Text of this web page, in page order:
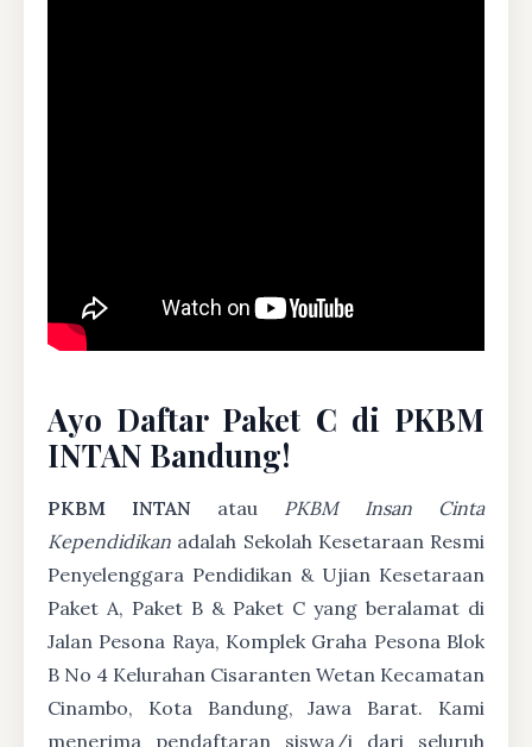
Ayo Daftar Paket C di PKBM
INTAN Bandung!
PKBM INTAN atau PKBM Insan Cinta
Kependidikan adalah Sekolah Kesetaraan Resmi
Penyelenggara Pendidikan & Ujian Kesetaraan
Paket A, Paket B & Paket C yang beralamat di
Jalan Pesona Raya, Komplek Graha Pesona Blok
B No 4 Kelurahan Cisaranten Wetan Kecamatan
Cinambo, Kota Bandung, Jawa Barat. Kami
menerima pendaftaran siswa/i dari seluruh